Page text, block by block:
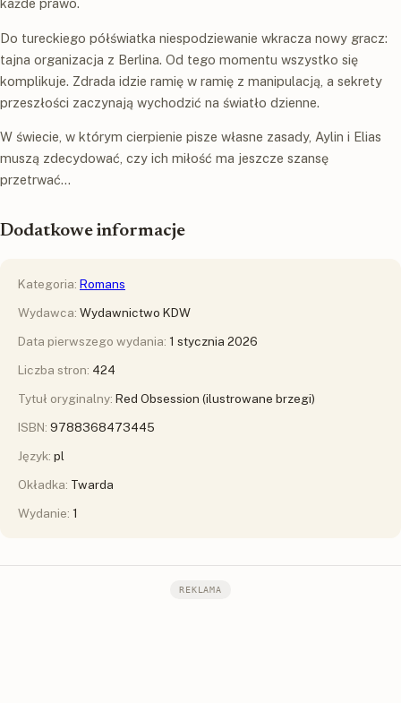
każde prawo.
Do tureckiego półświatka niespodziewanie wkracza nowy gracz:
tajna organizacja z Berlina. Od tego momentu wszystko się
komplikuje. Zdrada idzie ramię w ramię z manipulacją, a sekrety
przeszłości zaczynają wychodzić na światło dzienne.
W świecie, w którym cierpienie pisze własne zasady, Aylin i Elias
muszą zdecydować, czy ich miłość ma jeszcze szansę
przetrwać…
Dodatkowe informacje
Kategoria: Romans
Wydawca: Wydawnictwo KDW
Data pierwszego wydania: 1 stycznia 2026
Liczba stron: 424
Tytuł oryginalny: Red Obsession (ilustrowane brzegi)
ISBN: 9788368473445
Język: pl
Okładka: Twarda
Wydanie: 1
REKLAMA